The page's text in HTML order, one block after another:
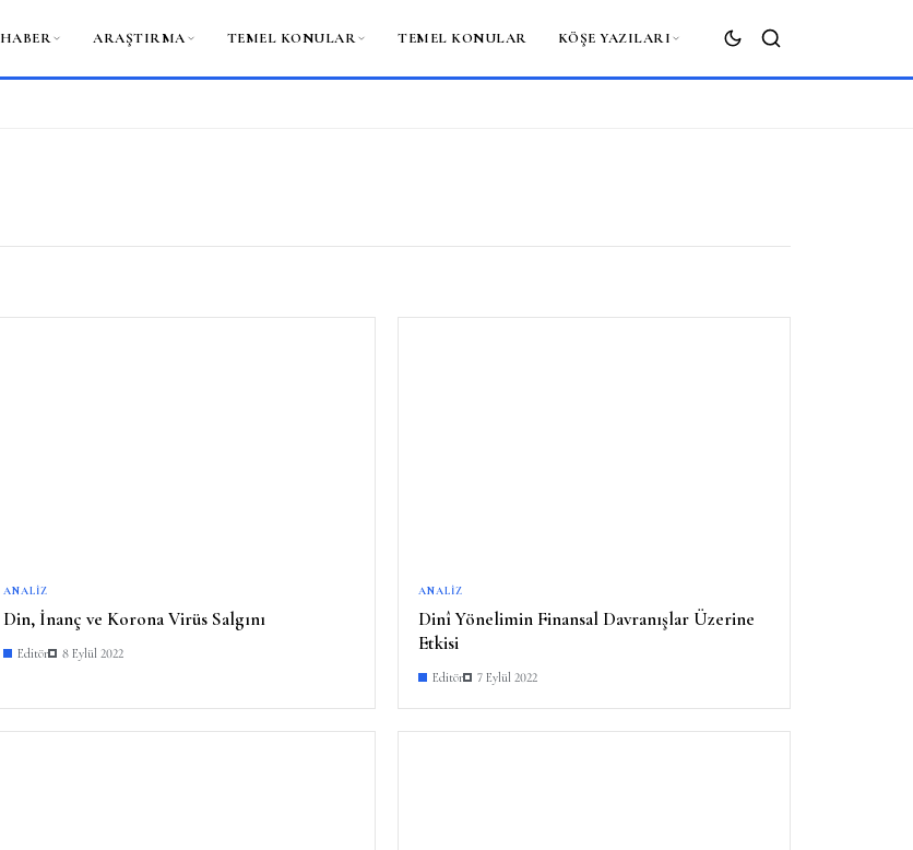
HABER ARAŞTIRMA TEMEL KONULAR TEMEL KONULAR KÖŞE YAZILARI
ARA
ANALIZ
Din, İnanç ve Korona Virüs Salgını
Editör 8 Eylül 2022
ANALIZ
Dinî Yönelimin Finansal Davranışlar Üzerine
Etkisi
Editör 7 Eylül 2022